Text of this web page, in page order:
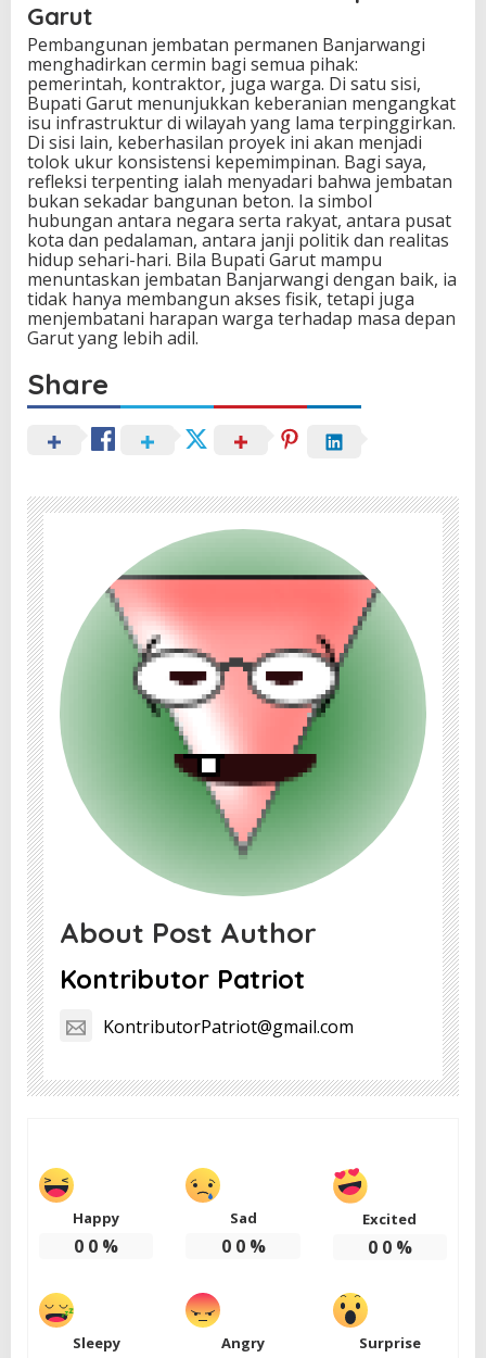
Garut
Pembangunan jembatan permanen Banjarwangi
menghadirkan cermin bagi semua pihak:
pemerintah, kontraktor, juga warga. Di satu sisi,
Bupati Garut menunjukkan keberanian mengangkat
isu infrastruktur di wilayah yang lama terpinggirkan.
Di sisi lain, keberhasilan proyek ini akan menjadi
tolok ukur konsistensi kepemimpinan. Bagi saya,
refleksi terpenting ialah menyadari bahwa jembatan
bukan sekadar bangunan beton. Ia simbol
hubungan antara negara serta rakyat, antara pusat
kota dan pedalaman, antara janji politik dan realitas
hidup sehari-hari. Bila Bupati Garut mampu
menuntaskan jembatan Banjarwangi dengan baik, ia
tidak hanya membangun akses fisik, tetapi juga
menjembatani harapan warga terhadap masa depan
Garut yang lebih adil.
Share
About Post Author
Kontributor Patriot
KontributorPatriot@gmail.com
Happy
0 0 %
Sad
0 0%
Excited
0 0%
Sleepy Angry Surprise